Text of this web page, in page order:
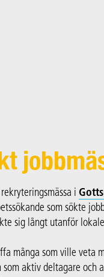
i
som sökte
sig långt utanför
många som ville veta
som aktiv deltagare och